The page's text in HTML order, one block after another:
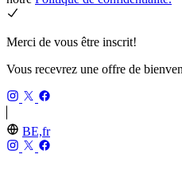
Merci de vous être inscrit!
Vous recevrez une offre de
BE,fr